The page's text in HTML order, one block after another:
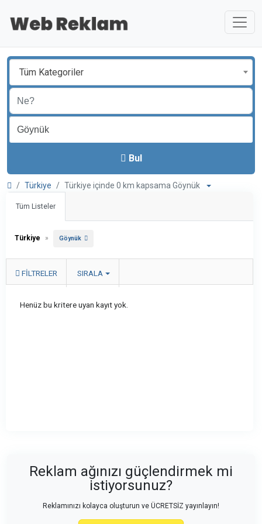
Tüm Kategoriler
Bul
Türkiye Türkiye içinde 0 km kapsama Göynük
Tüm Listeler
Türkiye » Göynük
FILTRELER SIRALA
Henüz bu kritere uyan kayıt yok.
Reklam ağınızı güçlendirmek mi
istiyorsunuz?
Reklamınızı kolayca oluşturun ve ÜCRETSİZ yayınlayın!